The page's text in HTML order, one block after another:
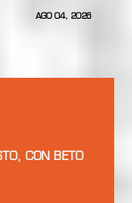
AGO 04, 2026
CON BETO